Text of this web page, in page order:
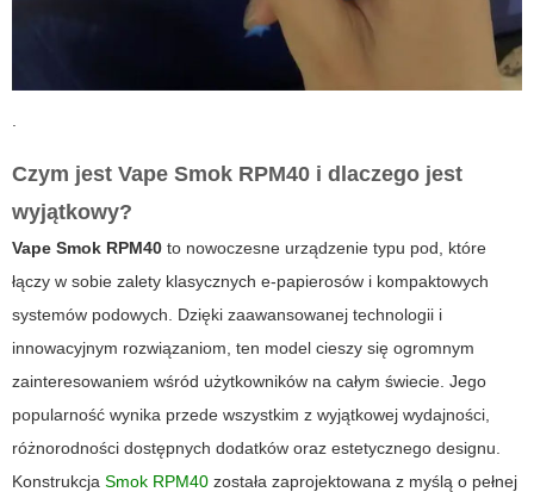
Czym jest Vape Smok RPM40 i dlaczego jest
wyjątkowy?
Vape Smok RPM40 to nowoczesne urządzenie typu pod, które
łączy w sobie zalety klasycznych e-papierosów i kompaktowych
systemów podowych. Dzięki zaawansowanej technologii i
innowacyjnym rozwiązaniom, ten model cieszy się ogromnym
zainteresowaniem wśród użytkowników na całym świecie. Jego
popularność wynika przede wszystkim z wyjątkowej wydajności,
różnorodności dostępnych dodatków oraz estetycznego designu.
Konstrukcja Smok RPM40 została zaprojektowana z myślą o pełnej